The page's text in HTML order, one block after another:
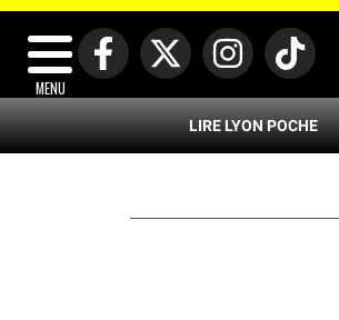
MENU
LIRE LYON POCHE